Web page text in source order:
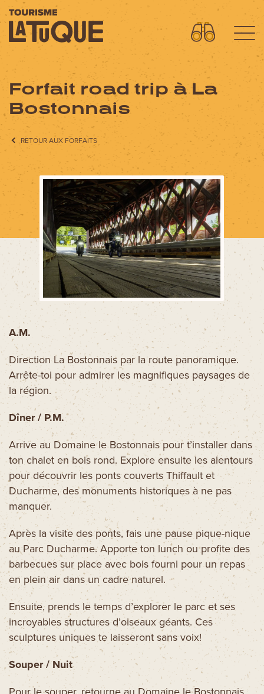
Menu
L'aventure commence ici
OÙ DORMIR?
QUOI FAIRE?
AVENTURES
FORFAITS SPECTACLES
CIRCUITS MOTO
Découvrez aussi
Circuits moto
Forfaits spectacles
Cartes et brochures
Accueil de groupe
La Tuque et ses régions
Ski La Tuque
Concours
Infos pratiques
Nous joindre
Forfait road trip à La
Bostonnais
RETOUR AUX FORFAITS
A.M.
Direction La Bostonnais par la route panoramique.
Arrête-toi pour admirer les magnifiques paysages de
la région.
Dîner / P.M.
Arrive au Domaine le Bostonnais pour t’installer dans
ton chalet en bois rond. Explore ensuite les alentours
pour découvrir les ponts couverts Thiffault et
Ducharme, des monuments historiques à ne pas
manquer.
Après la visite des ponts, fais une pause pique-nique
au Parc Ducharme. Apporte ton lunch ou profite des
barbecues sur place avec bois fourni pour un repas
en plein air dans un cadre naturel.
Ensuite, prends le temps d’explorer le parc et ses
incroyables structures d’oiseaux géants. Ces
sculptures uniques te laisseront sans voix!
Souper / Nuit